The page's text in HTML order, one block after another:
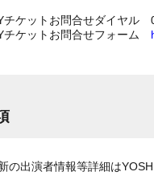
チケットお問合せダイヤル
チケットお問合せフォーム
の出演者情報等詳細は